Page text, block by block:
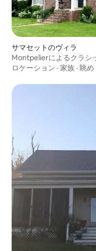
サマセットのヴィラ
Montpelierによるクラシ
ビル＋ワイン
ロケーション · 家族 · 眺め